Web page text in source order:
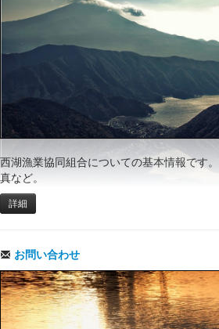
西湖漁業協同組合についての基本情報です
真など。
詳細
お問い合わせ